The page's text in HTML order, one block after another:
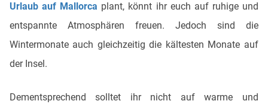
Urlaub auf Mallorca plant, könnt ihr euch auf ruhige und
entspannte Atmosphären freuen. Jedoch sind die
Wintermonate auch gleichzeitig die kältesten Monate auf
der Insel.
Dementsprechend solltet ihr nicht auf warme und